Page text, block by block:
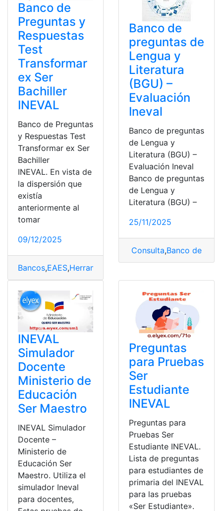
Banco de
Preguntas y
Respuestas
Test
Transformar
ex Ser
Bachiller
INEVAL
Banco de Preguntas
y Respuestas Test
Transformar ex Ser
Bachiller
INEVAL. En vista de
la dispersión que
existía
anteriormente al
tomar
09/12/2025
Bancos,EAES,Herramientas Ecuador
Banco de
preguntas de
Lengua y
Literatura
(BGU) –
Evaluación
Ineval
Banco de preguntas
de Lengua y
Literatura (BGU) –
Evaluación Ineval
Banco de preguntas
de Lengua y
Literatura (BGU) –
25/11/2025
Consulta,Banco de
INEVAL
Simulador
Docente
Ministerio de
Educación
Ser Maestro
INEVAL Simulador
Docente –
Ministerio de
Educación Ser
Maestro. Utiliza el
simulador Ineval
para docentes,
Preguntas
para Pruebas
Ser
Estudiante
INEVAL
Preguntas para
Pruebas Ser
Estudiante INEVAL.
Lista de preguntas
para estudiantes de
primaria del INEVAL
para las pruebas
«Ser Estudiante».